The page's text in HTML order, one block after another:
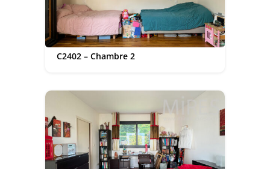
C2402 – Chambre 2